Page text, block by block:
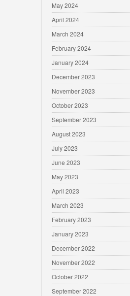
May 2024
April 2024
March 2024
February 2024
January 2024
December 2023
November 2023
October 2023
September 2023
August 2023
July 2023
June 2023
May 2023
April 2023
March 2023
February 2023
January 2023
December 2022
November 2022
October 2022
September 2022